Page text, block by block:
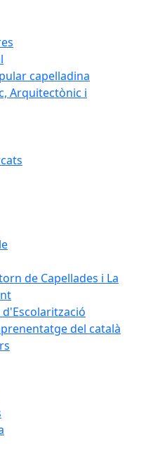
capelladina
Arquitectònic i
de Capellades i La
del català